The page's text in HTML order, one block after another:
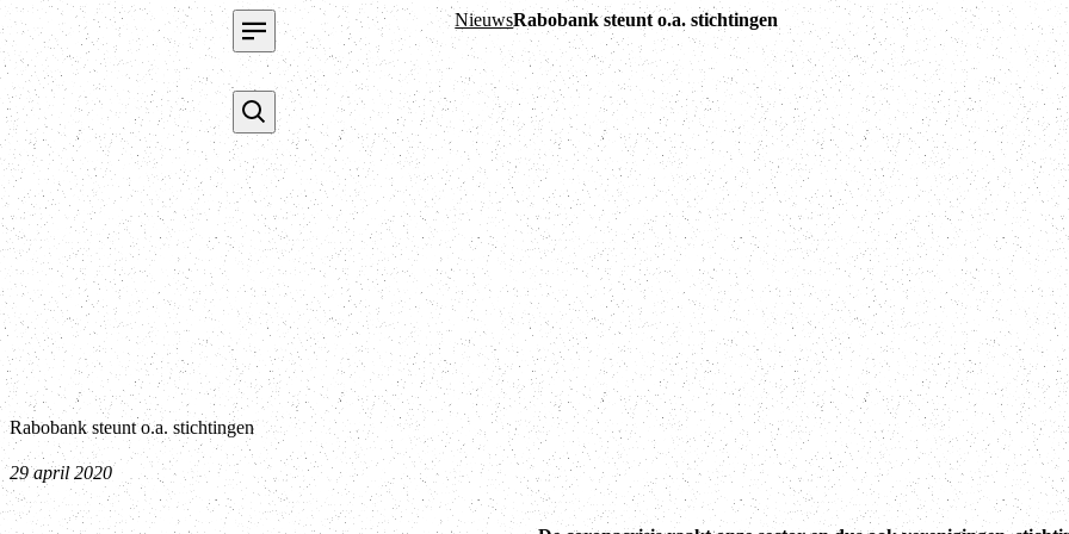
NieuwsRabobank steunt o.a. stichtingen
Rabobank steunt o.a. stichtingen
29 april 2020